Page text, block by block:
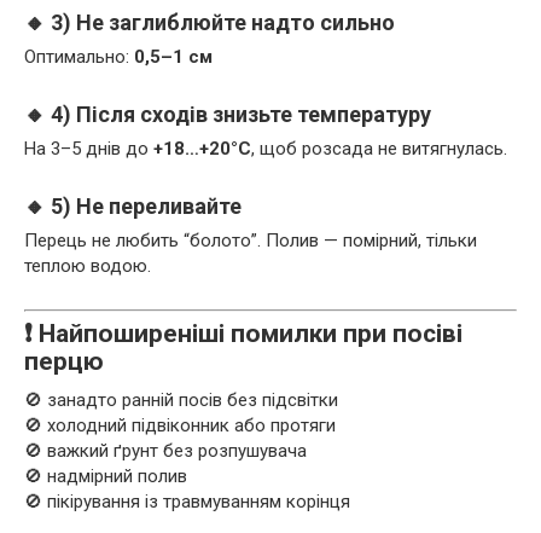
🔸 3) Не заглиблюйте надто сильно
Оптимально: 0,5–1 см
🔸 4) Після сходів знизьте температуру
На 3–5 днів до +18…+20°C, щоб розсада не витягнулась.
🔸 5) Не переливайте
Перець не любить “болото”. Полив — помірний, тільки
теплою водою.
❗ Найпоширеніші помилки при посіві
перцю
🚫 занадто ранній посів без підсвітки
🚫 холодний підвіконник або протяги
🚫 важкий ґрунт без розпушувача
🚫 надмірний полив
🚫 пікірування із травмуванням корінця